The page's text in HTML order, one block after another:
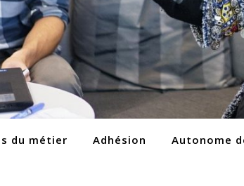
du métier Adhésion Autonome